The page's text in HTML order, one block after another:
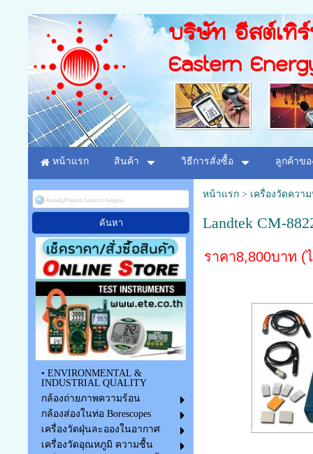
บริษัท อีสต์เทิ
Eastern
หน้าแรก สินค้า วิธีการสั่งซื้อ ลูกค้าขอ
• ENVIRONMENTAL &
INDUSTRIAL QUALITY
กล้องถ่ายภาพความร้อน
กล้องส่องในท่อ Borescopes
เครื่องวัดฝุ่นละอองในอากาศ
เครื่องวัดอุณหภูมิ ความชื้น
หน้าแรก> เครื่องวัดควา
Landtek CM-
ราคา8,800บาท (